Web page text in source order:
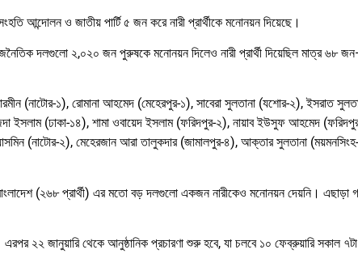
আন্দোলন ও জাতীয় পার্টি ৫ জন করে নারী প্রার্থীকে মনোনয়ন দিয়েছে।
দলগুলো ২,০২০ জন পুরুষকে মনোনয়ন দিলেও নারী প্রার্থী দিয়েছিল মাত্র ৬৮
(নাটোর-১), রোমানা আহমেদ (মেহেরপুর-১), সাবেরা সুলতানা (যশোর-২), ইসরাত
ইসলাম (ঢাকা-১৪), শামা ওবায়েদ ইসলাম (ফরিদপুর-২), নায়াব ইউসুফ আহমেদ
(নাটোর-২), মেহেরজান আরা তালুকদার (জামালপুর-৪), আক্তার সুলতানা
(২৬৮ প্রার্থী) এর মতো বড় দলগুলো একজন নারীকেও মনোনয়ন দেয়নি। এছাড়া
এরপর ২২ জানুয়ারি থেকে আনুষ্ঠানিক প্রচারণা শুরু হবে, যা চলবে ১০ ফেব্রুয়ারি সকাল